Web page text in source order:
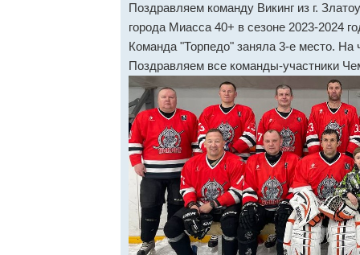
Поздравляем команду Викинг из г.
города Миасса 40+ в сезоне 2023-2024
Команда "Торпедо" заняла 3-е место. На
Поздравляем все команды-участники